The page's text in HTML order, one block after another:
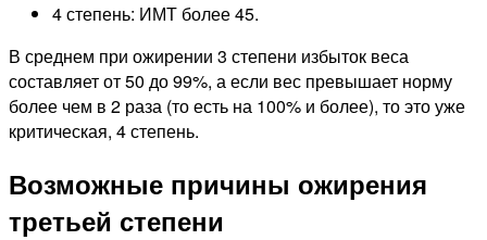
4 степень: ИМТ более 45.
В среднем при ожирении 3 степени избыток веса
составляет от 50 до 99%, а если вес превышает норму
более чем в 2 раза (то есть на 100% и более), то это уже
критическая, 4 степень.
Возможные причины ожирения
третьей степени